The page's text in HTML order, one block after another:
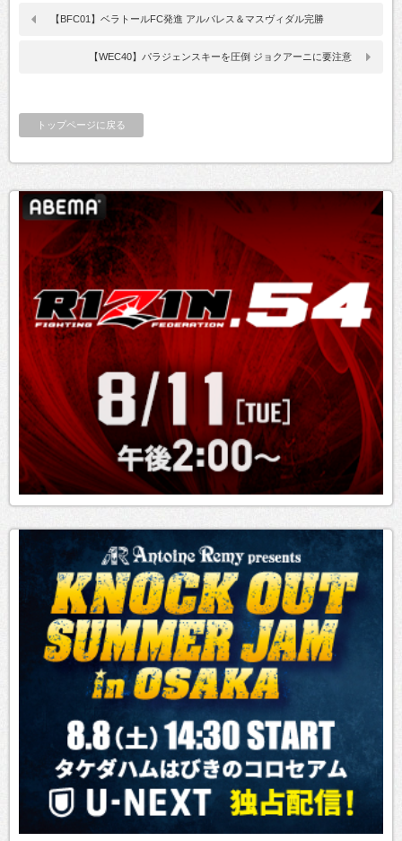
【BFC01】ベラトールFC発進 アルバレス＆マスヴィダル完勝
【WEC40】パラジェンスキーを圧倒 ジョクアーニに要注意
トップページに戻る